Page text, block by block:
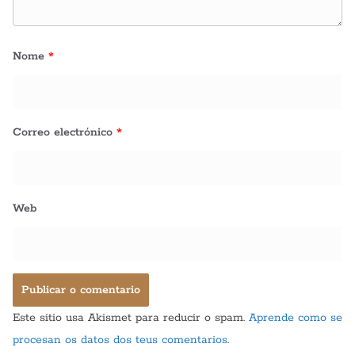
Nome *
Correo electrónico *
Web
Este sitio usa Akismet para reducir o spam. Aprende como se
procesan os datos dos teus comentarios.